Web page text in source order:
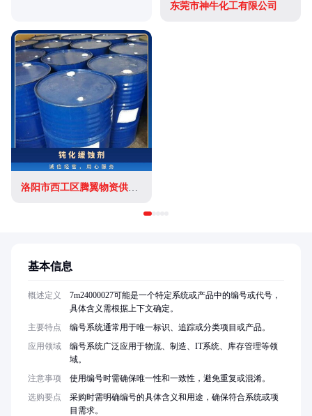
东莞市神牛化工有限公司
洛阳市西工区腾翼物资供应站
基本信息
概述定义
7m24000027可能是一个特定系统或产品中的编号或代号，
具体含义需根据上下文确定。
主要特点
编号系统通常用于唯一标识、追踪或分类项目或产品。
应用领域
编号系统广泛应用于物流、制造、IT系统、库存管理等领
域。
注意事项
使用编号时需确保唯一性和一致性，避免重复或混淆。
选购要点
采购时需明确编号的具体含义和用途，确保符合系统或项
目需求。